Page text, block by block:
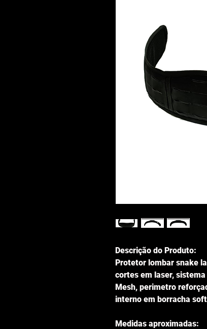
Descrição do Produto:
Protetor lombar snake
cortes em laser,
Mesh, perimetro
interno em borracha
Medidas aproximadas: